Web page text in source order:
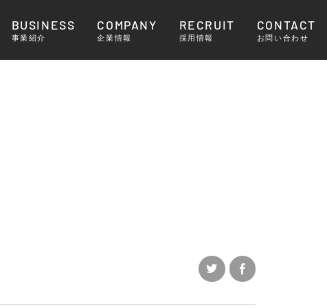
BUSINESS
事業紹介
COMPANY
企業情報
RECRUIT
採用情報
CONTACT
お問い合わせ